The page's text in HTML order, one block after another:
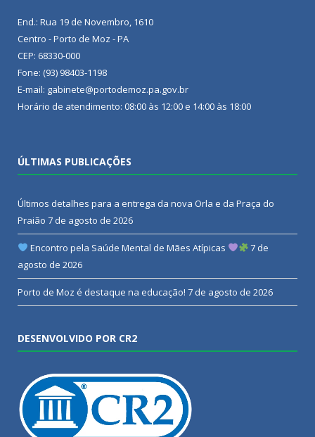
End.: Rua 19 de Novembro, 1610
Centro - Porto de Moz - PA
CEP: 68330-000
Fone: (93) 98403-1198
E-mail: gabinete@portodemoz.pa.gov.br
Horário de atendimento: 08:00 às 12:00 e 14:00 às 18:00
ÚLTIMAS PUBLICAÇÕES
Últimos detalhes para a entrega da nova Orla e da Praça do
Praião 7 de agosto de 2026
Encontro pela Saúde Mental de Mães Atípicas
7 de
agosto de 2026
Porto de Moz é destaque na educação! 7 de agosto de 2026
DESENVOLVIDO POR CR2